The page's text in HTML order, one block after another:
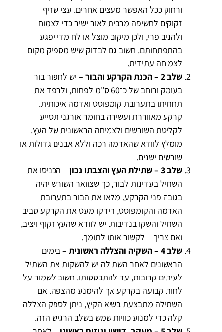
ורחוק ככל האפשר מעצים אחרים. עצי שזיף
זקוקים לחשיפה מרבית לאור ישיר כדי לצמוח
ולהניב פרי, ולכן מיקום מוצל או לח מדי יפגע
בהתפתחותם. חשוב גם לבדוק שיש מספיק מקום
לצמיחה עתידית.
שלב 2 – הכנת הקרקע והבור
– יש לחפור בור
בעומק ורוחב של כ־60 ס"מ לפחות, ולרפד את
תחתיתו בתערובת קומפוסט ואדמה איכותית.
קרקע מאווררת ועשירה בחומר אורגני תסייע
לקליטת השורשים ולצמיחה הראשונית של העץ.
מומלץ לוודא שהאדמה רכה וללא אבנים גדולות או
שורשים ישנים.
שלב 3 – שתילת העץ והצבתו נכון
– הכניסו את
השתיל בעדינות לבור, כך שצוואר השורש יהיה
בגובה פני הקרקע. מלאו את הבור בתערובת
האדמה והקומפוסט, הידקו מעט את הקרקע סביב
השתיל והשקו בנדיבות. יש לוודא שהעץ זקוף ויציב,
ואם צריך – לקשור אותו לתומך.
שלב 4 – השקיה והצללה ראשונית
– בימים
הראשונים לאחר השתילה יש להשקות את השתיל
לעיתים קרובות, עד להתבססותו. חשוב לשמור על
לחות קבועה בקרקע אך להימנע מהצפה. אם
השתילה מתבצעת בשיא הקיץ, ניתן לספק הצללה
קלה כדי למנוע כוויות שמש בשלב הרגיש הזה.